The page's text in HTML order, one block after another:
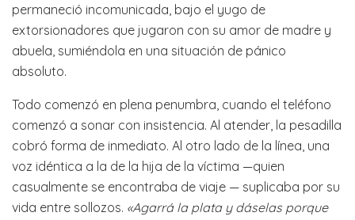
permaneció incomunicada, bajo el yugo de
extorsionadores que jugaron con su amor de madre y
abuela, sumiéndola en una situación de pánico
absoluto.
Todo comenzó en plena penumbra, cuando el teléfono
comenzó a sonar con insistencia. Al atender, la pesadilla
cobró forma de inmediato. Al otro lado de la línea, una
voz idéntica a la de la hija de la víctima —quien
casualmente se encontraba de viaje — suplicaba por su
vida entre sollozos. «Agarrá la plata y dáselas porque